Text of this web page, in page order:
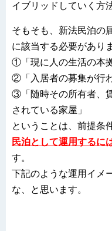
イブリッドしていく方
そもそも、新法民泊の
に該当する必要があり
①「現に人の生活の本
②「入居者の募集が行
③「随時その所有者、
されている家屋」
ということは、前提条
民泊として運用するに
す。
下記のような運用イメ
な、と思います。